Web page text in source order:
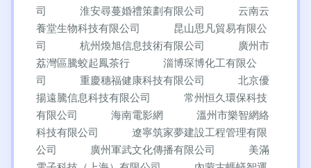
司
淮安尋蔓婚禮策劃有限公司
云南云
養堂生物科技有限公司
昆山思凡貿易有限公
司
杭州煥旭信息技術有限公司
廣州市
荔灣區騰蛟起鳳茶行
淄博琛博化工有限公
司
重慶穗福健康科技有限公司
北京優
揚遠騰信息科技有限公司
常州恒久環保科技
有限公司
海南電影網
溫州市樂智網絡
科技有限公司
遼寧筑家夢建設工程管理有限
公司
廣州軍武文化傳播有限公司
美滿